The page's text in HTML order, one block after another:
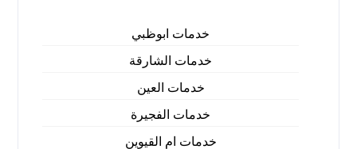
خدمات ابوظبي
خدمات الشارقة
خدمات العين
خدمات الفجيرة
خدمات ام القيوين